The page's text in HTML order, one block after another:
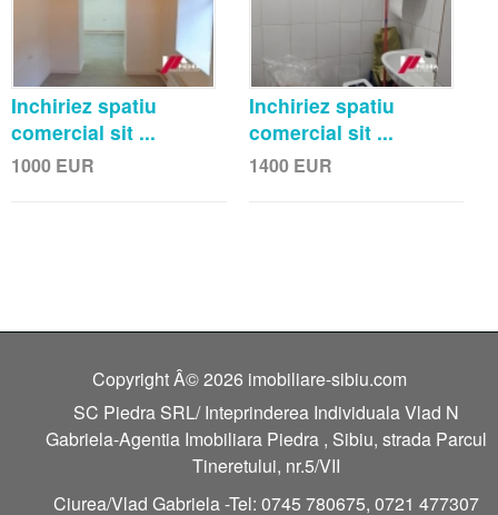
Inchiriez spatiu
comercial sit ...
1000 EUR
Inchiriez spatiu
comercial sit ...
1400 EUR
Copyright Â© 2026 imobiliare-sibiu.com
SC Piedra SRL/ Inteprinderea Individuala Vlad N
Gabriela-Agentia Imobiliara Piedra , Sibiu, strada Parcul
Tineretului, nr.5/VII
Ciurea/Vlad Gabriela -Tel: 0745 780675, 0721 477307